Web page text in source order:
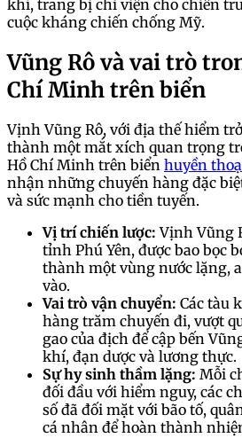
khí, trang bị chi viện cho chiến
cuộc kháng chiến chống Mỹ.
Vũng Rô và vai trò
Chí Minh trên biển
Vịnh Vũng Rô, với địa thế hiểm
thành một mắt xích quan trọng
Hồ Chí Minh trên biển huyền
nhận những chuyến hàng đặc
và sức mạnh cho tiền tuyến.
Vị trí chiến lược: Vịnh Vũng
tỉnh Phú Yên, được bao bọc
thành một vùng nước lặng,
vào.
Vai trò vận chuyển: Các tàu
hàng trăm chuyến đi, vượt
gao của địch để cập bến
khí, đạn dược và lương thực.
Sự hy sinh thầm lặng: Mỗi
đối đầu với hiểm nguy, các
số đã đối mặt với bão tố,
cá nhân để hoàn thành